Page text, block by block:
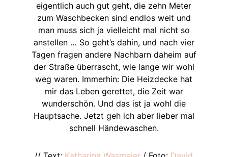
eigentlich auch gut geht, die zehn Meter
zum Waschbecken sind endlos weit und
man muss sich ja vielleicht mal nicht so
anstellen … So geht’s dahin, und nach vier
Tagen fragen andere Nachbarn daheim auf
der Straße überrascht, wie lange wir wohl
weg waren. Immerhin: Die Heizdecke hat
mir das Leben gerettet, die Zeit war
wunderschön. Und das ist ja wohl die
Hauptsache. Jetzt geh ich aber lieber mal
schnell Händewaschen.